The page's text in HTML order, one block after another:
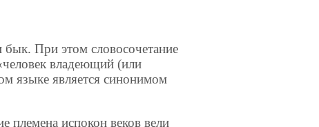
бык. При этом словосочетание
владеющий (или
языке является синонимом
племена испокон веков вели